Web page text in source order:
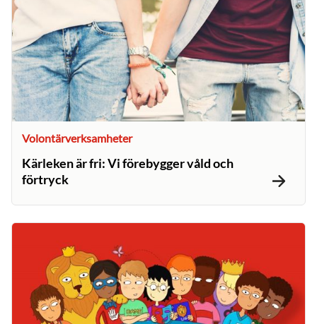
Volontärverksamheter
Kärleken är fri: Vi förebygger våld och
förtryck